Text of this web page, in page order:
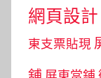
網頁設計
東支票貼現